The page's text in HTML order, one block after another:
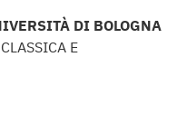
DI BOLOGNA
E